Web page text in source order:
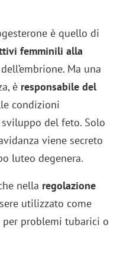
è quello di
femminili alla
Ma una
è responsabile del
condizioni
del feto. Solo
viene secreto
luteo degenera.
nella regolazione
utilizzato come
problemi tubarici o